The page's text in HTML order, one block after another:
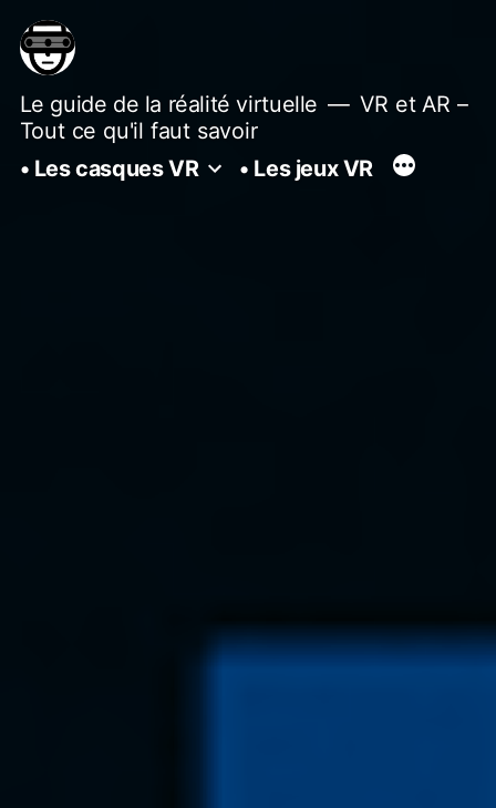
au
contenu
Le guide de la réalité virtuelle
VR et AR –
Tout ce qu'il faut savoir
• Les casques VR
• Les jeux VR